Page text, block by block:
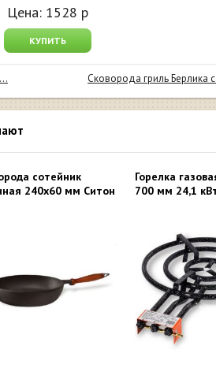
Цена: 1528 р
КУПИТЬ
Сковорода гриль Берлика
сотейник
240х60 мм Ситон
Горелка
700 мм 24,1